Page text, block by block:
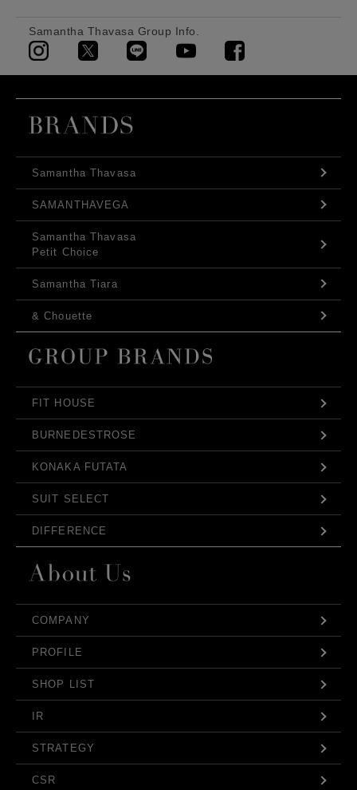
Samantha Thavasa Group Info.
Samantha Thavasa
SAMANTHAVEGA
Samantha Thavasa
Petit Choice
Samantha Tiara
& Chouette
FIT HOUSE
BURNEDESTROSE
KONAKA FUTATA
SUIT SELECT
DIFFERENCE
COMPANY
PROFILE
SHOP LIST
IR
STRATEGY
CSR